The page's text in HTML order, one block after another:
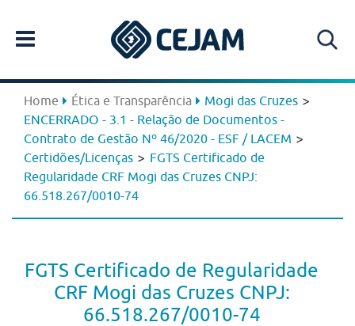
Home Ética e Transparência Mogi das Cruzes >
ENCERRADO - 3.1 - Relação de Documentos -
Contrato de Gestão Nº 46/2020 - ESF / LACEM >
Certidões/Licenças > FGTS Certificado de
Regularidade CRF Mogi das Cruzes CNPJ:
66.518.267/0010-74
FGTS Certificado de Regularidade
CRF Mogi das Cruzes CNPJ:
66.518.267/0010-74